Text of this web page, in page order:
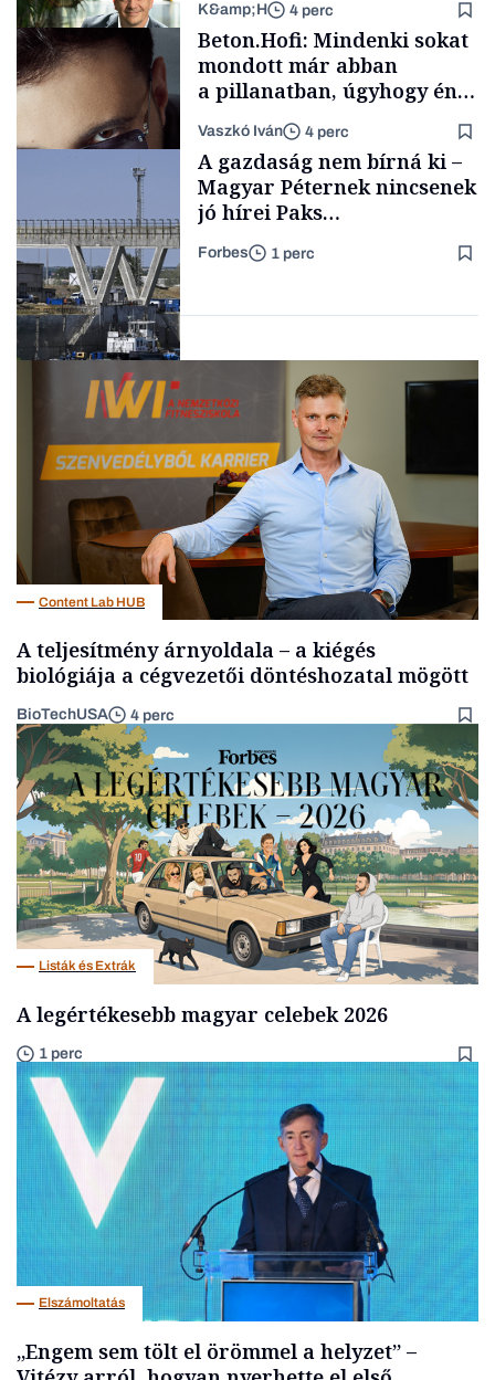
Családi
vállalkozások
TÁMOGATÓI
K&amp;H 4 perc
Forbes-sztori
Beton.Hofi: Mindenki sokat
mondott már abban
a pillanatban, úgyhogy én
a legsarkosabb
gondolataimat akartam
kimondani
Vaszkó Iván 4 perc
A gazdaság nem bírná ki –
Magyar Péternek nincsenek
jó hírei Paks
újraindításáról
Forbes 1 perc
Content Lab HUB
A teljesítmény árnyoldala – a kiégés
biológiája a cégvezetői döntéshozatal mögött
BioTechUSA 4 perc
Listák és Extrák
A legértékesebb magyar celebek 2026
1 perc
Elszámoltatás
„Engem sem tölt el örömmel a helyzet” –